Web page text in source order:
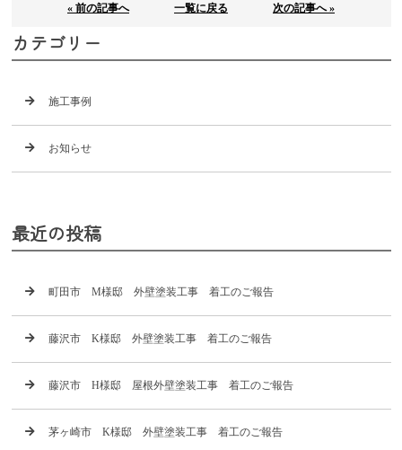
« 前の記事へ 一覧に戻る 次の記事へ »
カテゴリー
施工事例
お知らせ
最近の投稿
町田市 M様邸 外壁塗装工事 着工のご報告
藤沢市 K様邸 外壁塗装工事 着工のご報告
藤沢市 H様邸 屋根外壁塗装工事 着工のご報告
茅ヶ崎市 K様邸 外壁塗装工事 着工のご報告